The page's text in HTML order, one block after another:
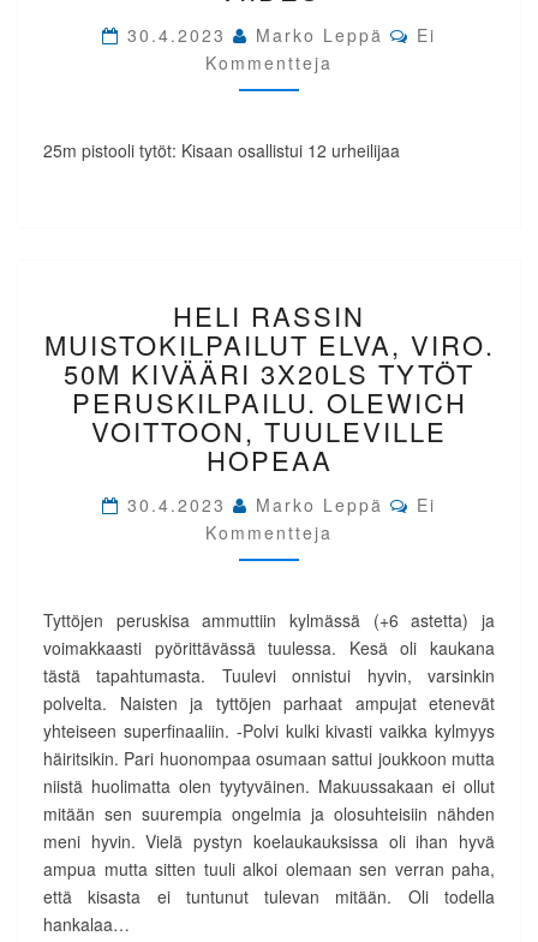
AGULE
YLIVOIMAINEN,
SAIKKONEN
30.4.2023 Marko Leppä Comments
Ei
Kommentteja
25m pistooli tytöt: Kisaan osallistui 12 urheilijaa
RASSIN
MUISTOKILPAILUT
ELVA,
VIRO.
50M
KIVÄÄRI
3X20LS
PERUSKILPAILU.
OLEWICH
VOITTOON,
HELI RASSIN
MUISTOKILPAILUT ELVA, VIRO.
50M KIVÄÄRI 3X20LS TYTÖT
PERUSKILPAILU. OLEWICH
VOITTOON, TUULEVILLE
HOPEAA
30.4.2023 Marko Leppä Comments
Ei
Kommentteja
Tyttöjen peruskisa ammuttiin kylmässä (+6 astetta) ja
voimakkaasti pyörittävässä tuulessa. Kesä oli kaukana
tästä tapahtumasta. Tuulevi onnistui hyvin, varsinkin
polvelta. Naisten ja tyttöjen parhaat ampujat etenevät
yhteiseen superfinaaliin. -Polvi kulki kivasti vaikka kylmyys
häiritsikin. Pari huonompaa osumaan sattui joukkoon mutta
niistä huolimatta olen tyytyväinen. Makuussakaan ei ollut
mitään sen suurempia ongelmia ja olosuhteisiin nähden
meni hyvin. Vielä pystyn koelaukauksissa oli ihan hyvä
ampua mutta sitten tuuli alkoi olemaan sen verran paha,
että kisasta ei tuntunut tulevan mitään. Oli todella
hankalaa…